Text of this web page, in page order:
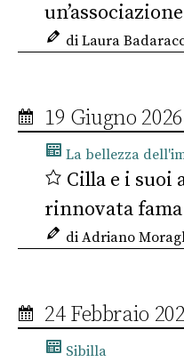
di Laura
19 Giugno 2026
La bellezza
Cilla e i suoi
rinnovata
di Adriano
24 Febbraio
Sibilla